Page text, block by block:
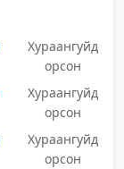
Хураангуйд
орсон
Хураангуйд
орсон
Хураангуйд
орсон